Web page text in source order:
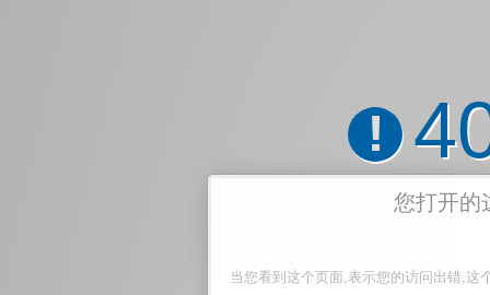
!
您打开的
当您看到这个页面,表示您的访问出错,这